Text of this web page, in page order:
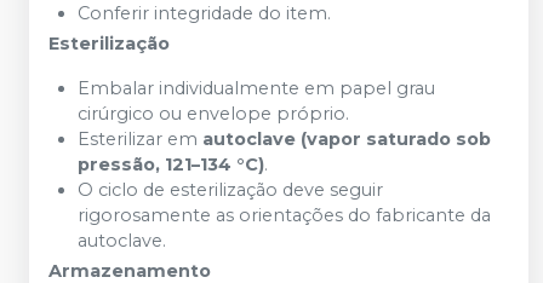
Conferir integridade do item.
Esterilização
Embalar individualmente em papel grau
cirúrgico ou envelope próprio.
Esterilizar em autoclave (vapor saturado sob
pressão, 121–134 °C).
O ciclo de esterilização deve seguir
rigorosamente as orientações do fabricante da
autoclave.
Armazenamento